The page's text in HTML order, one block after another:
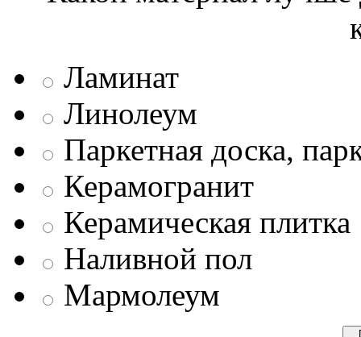
Ламинат
Линолеум
Паркетная доска,
Керамогранит
Керамическая плитка
Наливной пол
Мармолеум